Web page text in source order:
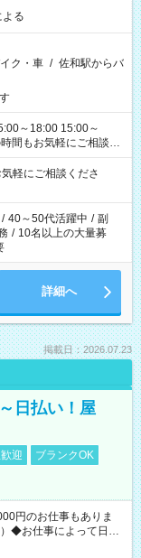
る
ク・車 / 佐和駅からバ
軽にご相談くださ
/ 40～50代活躍中 / 副
/ 10名以上の大量募
詳細へ
掲載日：2026.07.23
日払い！屋
迎
ブランクOK
円のお仕事もありま
◆お仕事によって日給